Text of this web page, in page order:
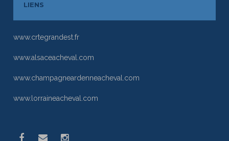
LIENS
www.crtegrandest.fr
www.alsaceacheval.com
www.champagneardenneacheval.com
www.lorraineacheval.com